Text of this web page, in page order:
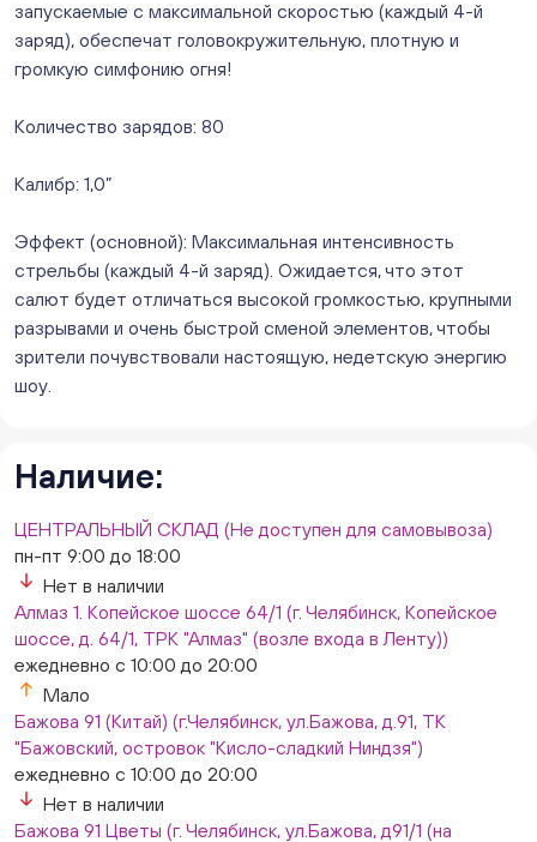
Молния Зоопарк - Труда,166 (ул. Труда,166/5)
ежедневно с 10:00 до 20:00
Нет в наличии
Невский. Черкасская 17 (г. Челябинск, ул.
ежедневно с 10:00 до 20:00
Овчинникова, д 12 (Челябинск, улица Овчинникова,
ежедневно с 10:00 до 20:00
Нет в наличии
Слава. Копейск, пр.Славы 8/1 (Копейск, пр. Славы
8/1, ТЦ "Слава")
Нет в наличии
Слон. Миасс, Автозаводцев (ТК Слон, г. Миасс)
5/3)
Нет в наличии
запускаемые с максимальной скоростью (каждый 4-й
заряд), обеспечат головокружительную, плотную и
громкую симфонию огня!
Количество зарядов: 80
Калибр: 1,0”
Эффект (основной): Максимальная интенсивность
стрельбы (каждый 4-й заряд). Ожидается, что этот
салют будет отличаться высокой громкостью, крупными
разрывами и очень быстрой сменой элементов, чтобы
зрители почувствовали настоящую, недетскую энергию
шоу.
Наличие:
ЦЕНТРАЛЬНЫЙ СКЛАД (Не доступен для самовывоза)
пн-пт 9:00 до 18:00
Нет в наличии
Алмаз 1. Копейское шоссе 64/1 (г. Челябинск, Копейское
шоссе, д. 64/1, ТРК "Алмаз" (возле входа в Ленту))
ежедневно с 10:00 до 20:00
Мало
Бажова 91 (Китай) (г.Челябинск, ул.Бажова, д.91, ТК
"Бажовский, островок "Кисло-сладкий Ниндзя")
ежедневно с 10:00 до 20:00
Нет в наличии
Бажова 91 Цветы (г. Челябинск, ул.Бажова, д91/1 (на